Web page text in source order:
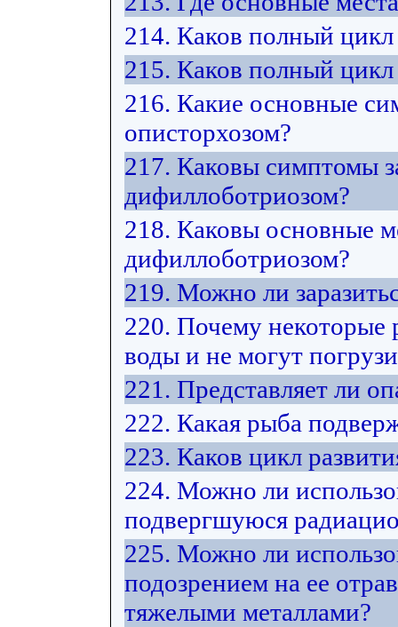
214. Каков полный цикл
215. Каков полный цикл
216. Какие основные
описторхозом?
217. Каковы симптомы
дифиллоботриозом?
218. Каковы основные
дифиллоботриозом?
219. Можно ли
220. Почему некоторые
воды и не могут
221. Представляет ли
222. Какая рыба
223. Каков цикл
224. Можно ли
подвергшуюся
225. Можно ли
подозрением на ее
тяжелыми металлами?